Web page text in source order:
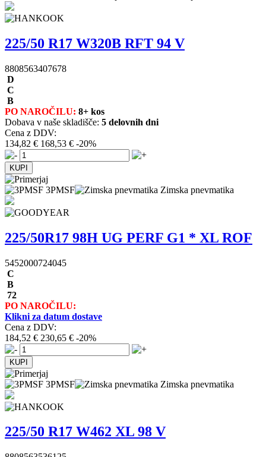
225/50 R17 W320B RFT 94 V
8808563407678
D
C
B
PO NAROČILU: 8+ kos
Dobava v naše skladišče: 5 delovnih dni
Cena z DDV:
134,82 € 168,53 € -20%
3PMSF Zimska pnevmatika
225/50R17 98H UG PERF G1 * XL ROF
5452000724045
C
B
72
PO NAROČILU:
Klikni za datum dostave
Cena z DDV:
184,52 € 230,65 € -20%
3PMSF Zimska pnevmatika
225/50 R17 W462 XL 98 V